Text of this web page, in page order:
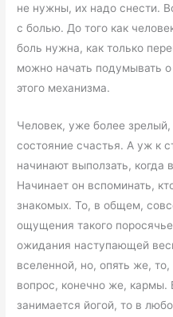
не нужны, их надо снести.
с болью. До того как
боль нужна, как только
можно начать подумывать
этого механизма.
Человек, уже более зрелый,
состояние счастья. А уж к
начинают выползать, когда
Начинает он вспоминать,
знакомых. То, в общем,
ощущения такого
ожидания наступающей
вселенной, но, опять же,
вопрос, конечно же, кармы.
занимается йогой, то в